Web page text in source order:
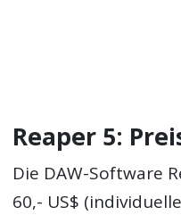
Reaper 5:
Die DAW-Software
60,- US$